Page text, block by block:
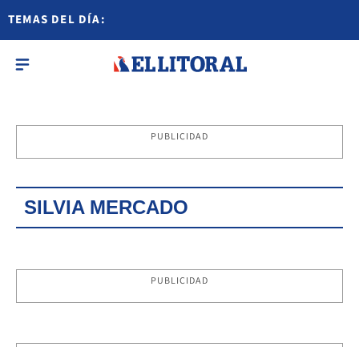
TEMAS DEL DÍA:
PUBLICIDAD
SILVIA MERCADO
PUBLICIDAD